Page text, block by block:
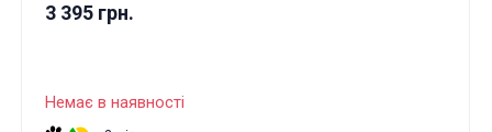
3 395 грн.
Немає в наявності